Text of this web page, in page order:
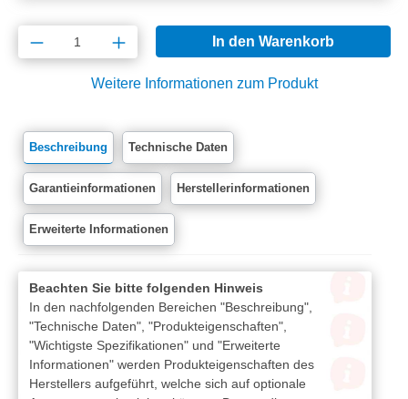
Produkt Anzahl: Gib den gewünschten
In den Warenkorb
Weitere Informationen zum Produkt
Beschreibung Technische Daten
Garantieinformationen Herstellerinformationen
Erweiterte Informationen
Beachten Sie bitte folgenden Hinweis
In den nachfolgenden Bereichen "Beschreibung",
"Technische Daten", "Produkteigenschaften",
"Wichtigste Spezifikationen" und "Erweiterte
Informationen" werden Produkteigenschaften des
Herstellers aufgeführt, welche sich auf optionale